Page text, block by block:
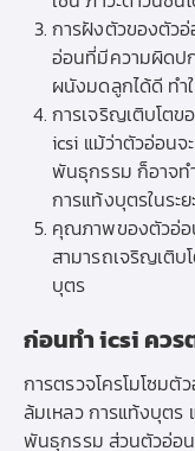
การฝังตัวของตัว
อ่อนที่มีความผิดป
ผนังมดลูกได้ดี ทำ
การเจริญเติบโตข
icsi แม้ว่าตัวอ่อน
พันธุกรรม ก็อาจท
การแท้งบุตรในระ
คุณภาพของตัวอ่อ
สามารถเจริญเติบ
บุตร
ก่อนทำ icsi ควร
การตรวจโครโมโซม
ล้มเหลว การแท้งบุต
พันธุกรรม ส่วนตัวอ่อน